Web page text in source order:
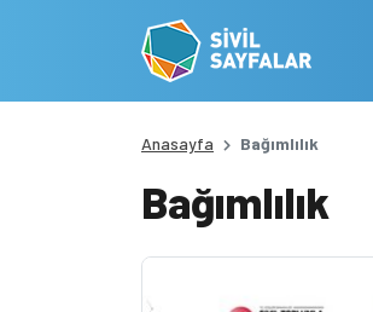
Anasayfa Bağımlılık
Bağımlılık